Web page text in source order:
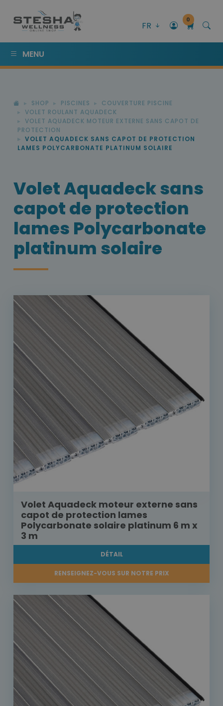
FR
0
MENU
SHOP PISCINES
COUVERTURE PISCINE
VOLET ROULANT AQUADECK
VOLET AQUADECK MOTEUR EXTERNE SANS CAPOT DE
PROTECTION
VOLET AQUADECK SANS CAPOT DE PROTECTION
LAMES POLYCARBONATE PLATINUM SOLAIRE
Volet Aquadeck sans
capot de protection
lames Polycarbonate
platinum solaire
Volet Aquadeck moteur externe sans
capot de protection lames
Polycarbonate solaire platinum 6 m x
3 m
DÉTAIL
RENSEIGNEZ-VOUS SUR NOTRE PRIX